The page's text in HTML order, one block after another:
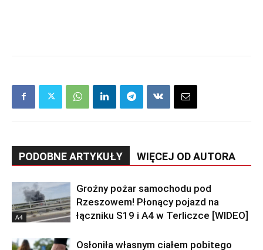
PODOBNE ARTYKUŁY WIĘCEJ OD AUTORA
A4
Groźny pożar samochodu pod
Rzeszowem! Płonący pojazd na
łączniku S19 i A4 w Terliczce [WIDEO]
Osłoniła własnym ciałem pobitego